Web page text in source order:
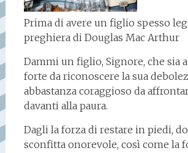
Prima di avere un figlio spesso
preghiera di Douglas Mac Arthur
Dammi un figlio, Signore, che sia
forte da riconoscere la sua
abbastanza coraggioso da
davanti alla paura.
Dagli la forza di restare in piedi,
sconfitta onorevole, così come la